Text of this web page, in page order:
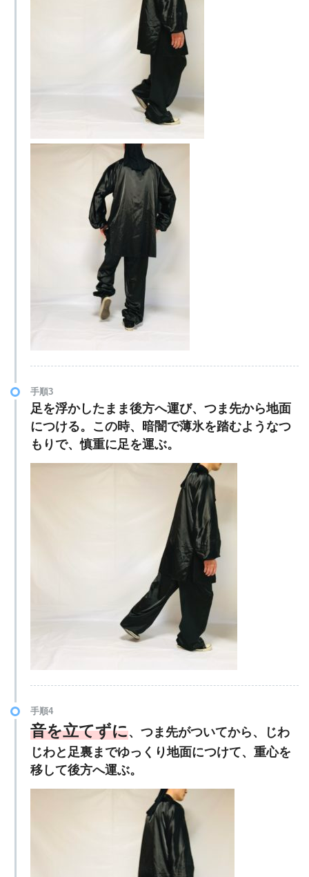
手順3
足を浮かしたまま後方へ運び、つま先から地面
につける。この時、暗闇で薄氷を踏むようなつ
もりで、慎重に足を運ぶ。
手順4
音を立てずに、つま先がついてから、じわ
じわと足裏までゆっくり地面につけて、重心を
移して後方へ運ぶ。